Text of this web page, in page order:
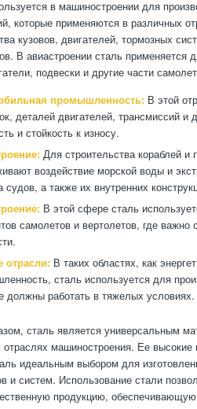
в машиностроении для
которые применяются в различных
кузовов, двигателей, тормозных
В авиастроении сталь применяется
подвески и другие части
промышленность: В этой
деталей двигателей, трансмиссий и
и стойкость к износу.
Для строительства кораблей
воздействие морской воды и
судов, а также их внутренних
В этой сфере сталь
самолетов и вертолетов, где важно
отрасли: В таких областях, как
сталь используется для
должны работать в тяжелых условиях.
сталь является универсальным
машиностроения. Ее высокие
идеальным выбором для
и систем. Использование стали
продукцию,